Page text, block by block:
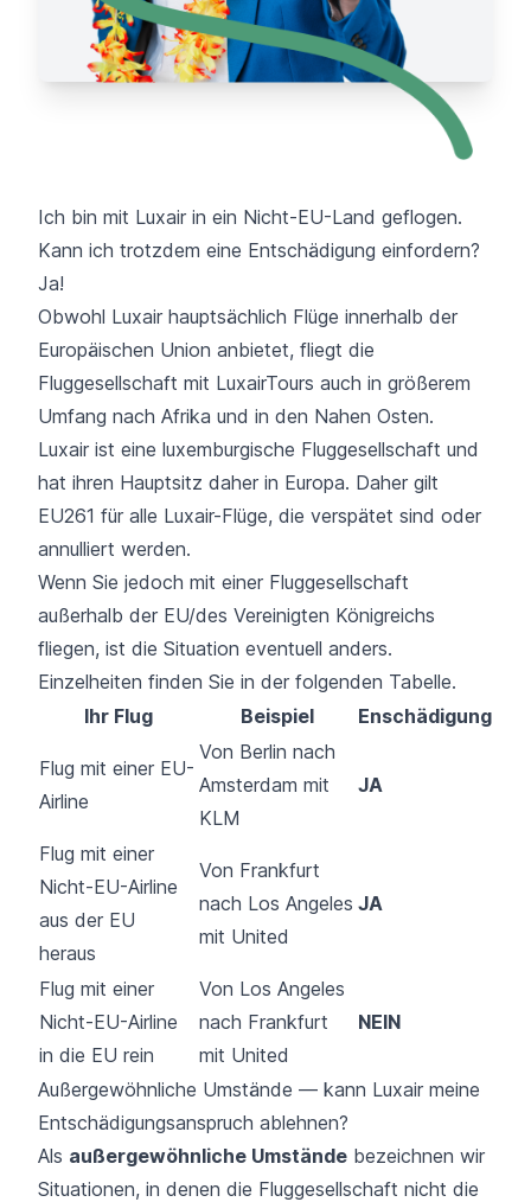
Ich bin mit Luxair in ein Nicht-EU-Land geflogen.
Kann ich trotzdem eine Entschädigung einfordern?
Ja!
Obwohl Luxair hauptsächlich Flüge innerhalb der
Europäischen Union anbietet, fliegt die
Fluggesellschaft mit LuxairTours auch in größerem
Umfang nach Afrika und in den Nahen Osten.
Luxair ist eine luxemburgische Fluggesellschaft und
hat ihren Hauptsitz daher in Europa. Daher gilt
EU261 für alle Luxair-Flüge, die verspätet sind oder
annulliert werden.
Wenn Sie jedoch mit einer Fluggesellschaft
außerhalb der EU/des Vereinigten Königreichs
fliegen, ist die Situation eventuell anders.
Einzelheiten finden Sie in der folgenden Tabelle.
Ihr Flug
Beispiel Enschädigung
Flug mit einer EU-
Airline
Von Berlin nach
Amsterdam mit
KLM
JA
Flug mit einer
Nicht-EU-Airline
aus der EU
heraus
Von Frankfurt
nach Los Angeles
mit United
JA
Flug mit einer
Nicht-EU-Airline
in die EU rein
Von Los Angeles
nach Frankfurt
mit United
NEIN
Außergewöhnliche Umstände — kann Luxair meine
Entschädigungsanspruch ablehnen?
Als außergewöhnliche Umstände bezeichnen wir
Situationen, in denen die Fluggesellschaft nicht die